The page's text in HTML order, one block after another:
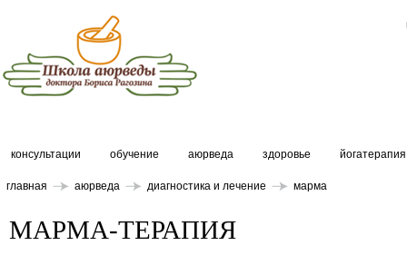
консультации обучение аюрведа здоровье йогатерапия
главная аюрведа диагностика и лечение марма
МАРМА-ТЕРАПИЯ